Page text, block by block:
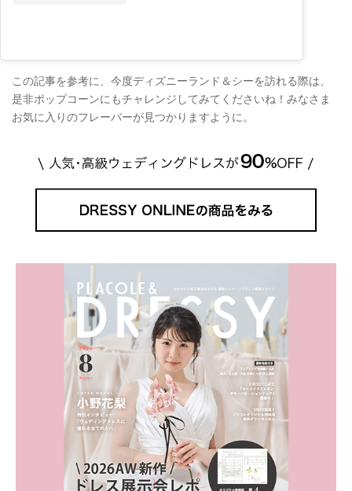
この記事を参考に、今度ディズニーランド＆シーを訪れる際は、
是非ポップコーンにもチャレンジしてみてくださいね！みなさま
お気に入りのフレーバーが見つかりますように。